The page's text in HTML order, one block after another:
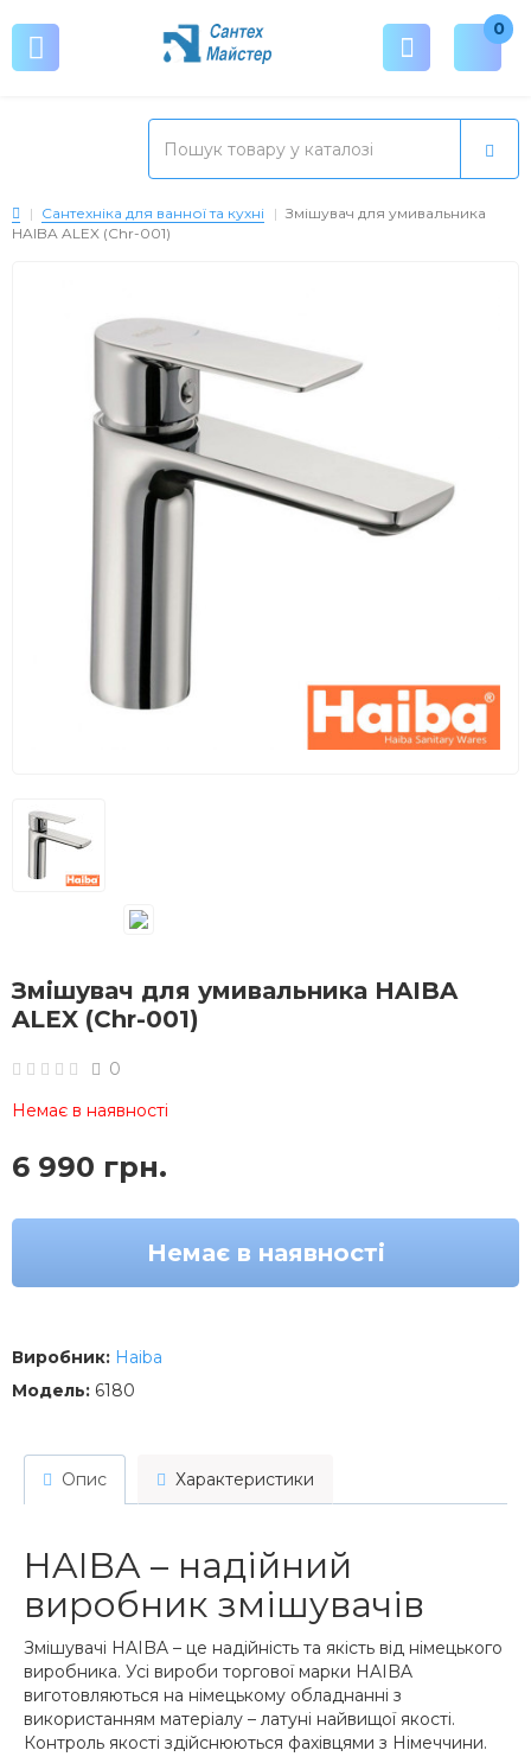
0
Сантехніка для ванної та кухні
Змішувач для умивальника
HAIBA ALEX (Chr-001)
Змішувач для умивальника HAIBA
ALEX (Chr-001)
0
Немає в наявності
6 990 грн.
Немає в наявності
Виробник: Haiba
Модель: 6180
Опис Характеристики
HAIBA – надійний
виробник змішувачів
Змішувачі HAIBA – це надійність та якість від німецького
виробника. Усі вироби торгової марки HAIBA
виготовляються на німецькому обладнанні з
використанням матеріалу – латуні найвищої якості.
Контроль якості здійснюються фахівцями з Німеччини.